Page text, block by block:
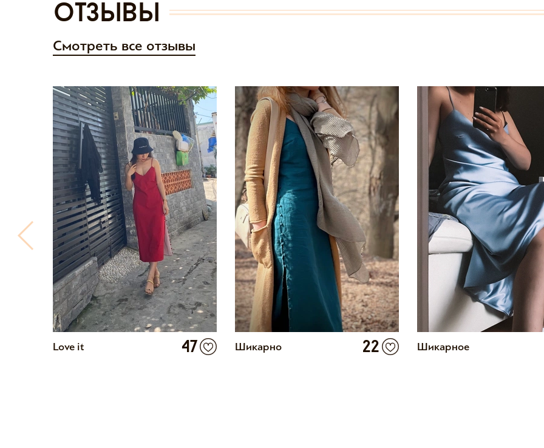
отзывы
Смотреть все отзывы
Love it 47 Шикарно 22 Шикарное